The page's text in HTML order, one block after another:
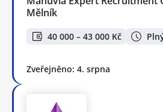
Mělník
40 000 – 43 000 Kč
Zveřejněno: 4. srpna